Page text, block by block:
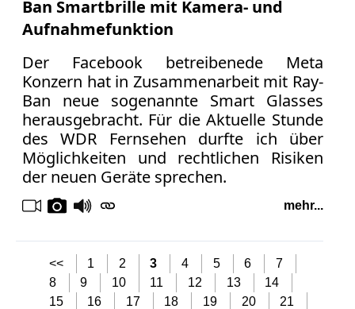
Ban Smartbrille mit Kamera- und
Aufnahmefunktion
Der Facebook betreibenede Meta
Konzern hat in Zusammenarbeit mit Ray-
Ban neue sogenannte Smart Glasses
herausgebracht. Für die Aktuelle Stunde
des WDR Fernsehen durfte ich über
Möglichkeiten und rechtlichen Risiken
der neuen Geräte sprechen.
mehr...
<< 1 2 3 4 5 6
7
8
9 10 11 12 13
14
15
16 17 18 19 20
21